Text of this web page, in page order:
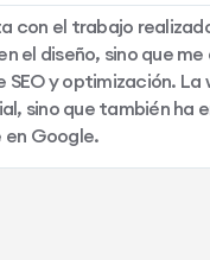
con el trabajo
el diseño, sino que
SEO y optimización. La
sino que también ha
en Google.